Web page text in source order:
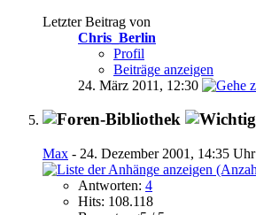
Letzter Beitrag von
Chris_Berlin
Profil
Beiträge anzeigen
24. März 2011, 12:30
Max - 24. Dezember 2001, 14:35 Uhr
Antworten: 4
Hits: 108.118